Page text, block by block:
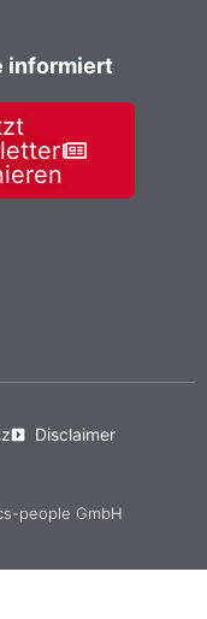
informiert
Disclaimer
people GmbH